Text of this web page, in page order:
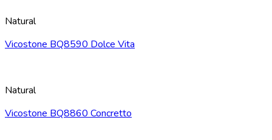
Natural
Vicostone BQ8590 Dolce Vita
Natural
Vicostone BQ8860 Concretto